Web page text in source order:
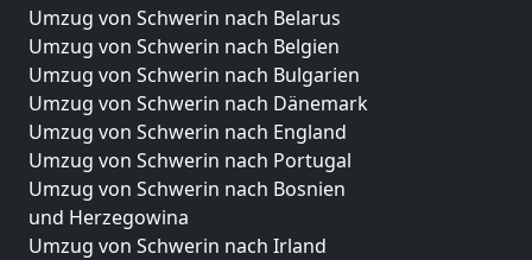
Umzug von Schwerin nach Belarus
Umzug von Schwerin nach Belgien
Umzug von Schwerin nach Bulgarien
Umzug von Schwerin nach Dänemark
Umzug von Schwerin nach England
Umzug von Schwerin nach Portugal
Umzug von Schwerin nach Bosnien
und Herzegowina
Umzug von Schwerin nach Irland